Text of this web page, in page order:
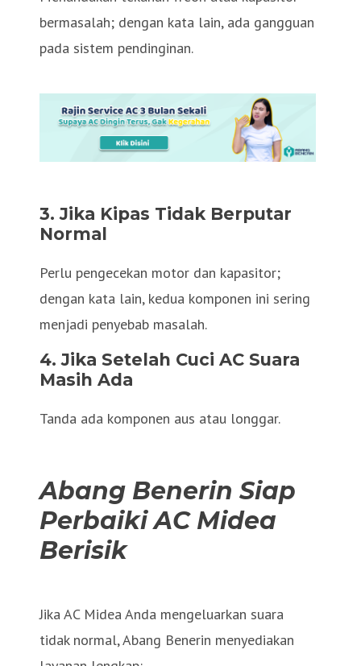
bermasalah; dengan kata lain, ada gangguan
pada sistem pendinginan.
3. Jika Kipas Tidak Berputar
Normal
Perlu pengecekan motor dan kapasitor;
dengan kata lain, kedua komponen ini sering
menjadi penyebab masalah.
4. Jika Setelah Cuci AC Suara
Masih Ada
Tanda ada komponen aus atau longgar.
Abang Benerin Siap
Perbaiki AC Midea
Berisik
Jika AC Midea Anda mengeluarkan suara
tidak normal, Abang Benerin menyediakan